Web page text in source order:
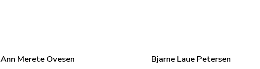
Ann Merete Ovesen Bjarne Laue Petersen